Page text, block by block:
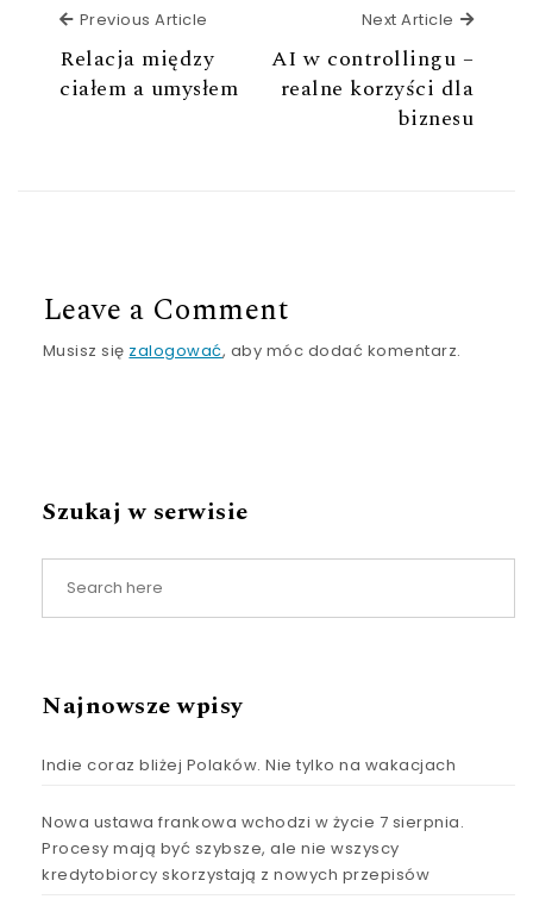
Previous Article
Relacja między
ciałem a umysłem
Next Article Next
AI w controllingu –
realne korzyści dla
biznesu
Leave a Comment
Musisz się zalogować, aby móc dodać komentarz.
Szukaj w serwisie
Najnowsze wpisy
Indie coraz bliżej Polaków. Nie tylko na wakacjach
Nowa ustawa frankowa wchodzi w życie 7 sierpnia.
Procesy mają być szybsze, ale nie wszyscy
kredytobiorcy skorzystają z nowych przepisów